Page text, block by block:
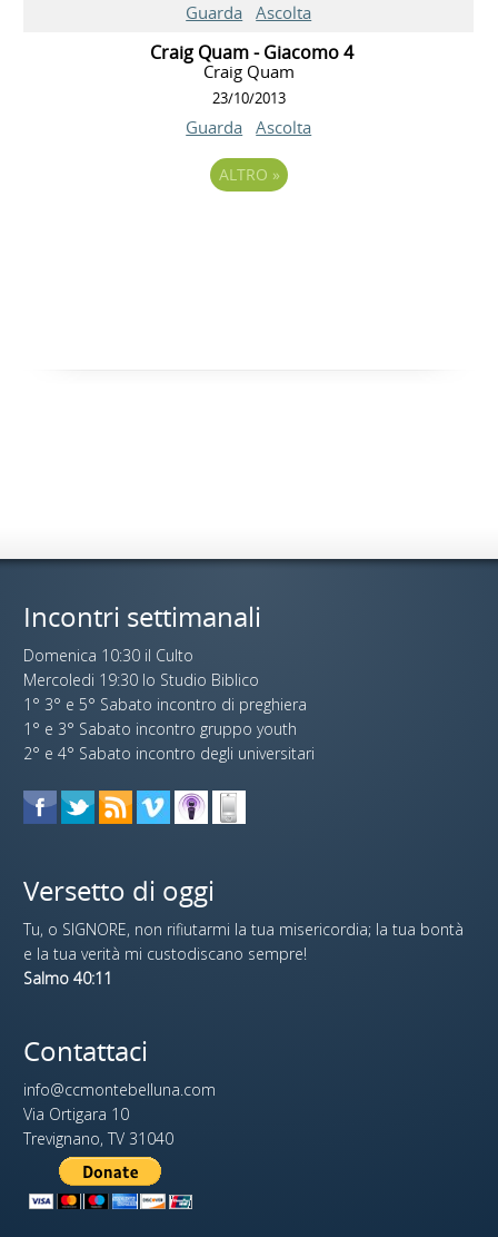
Guarda Ascolta
Craig Quam - Giacomo 4
Craig Quam
23/10/2013
Guarda Ascolta
ALTRO »
Incontri settimanali
Domenica 10:30 il Culto
Mercoledi 19:30 lo Studio Biblico
1° 3° e 5° Sabato incontro di preghiera
1° e 3° Sabato incontro gruppo youth
2° e 4° Sabato incontro degli universitari
Versetto di oggi
Tu, o SIGNORE, non rifiutarmi la tua misericordia; la tua bontà
e la tua verità mi custodiscano sempre!
Salmo 40:11
Contattaci
info@ccmontebelluna.com
Via Ortigara 10
Trevignano, TV 31040